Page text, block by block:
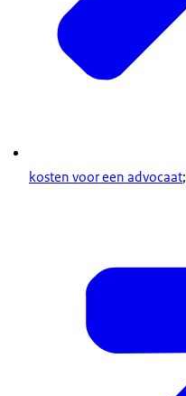
kosten voor een advocaat;